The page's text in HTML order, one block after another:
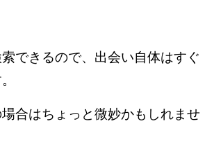
できるので、出会い自体はすぐ
合はちょっと微妙かもしれませ